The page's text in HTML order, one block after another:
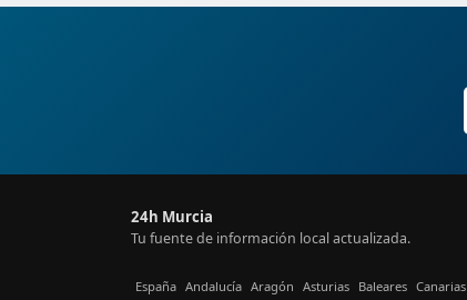
24h Murcia
Tu fuente de información local actualizada.
España Andalucía Aragón Asturias Baleares Canarias